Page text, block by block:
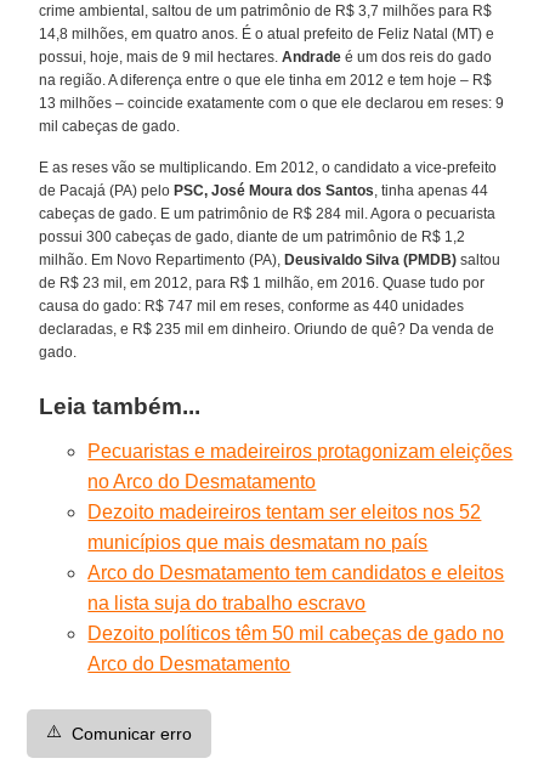
crime ambiental, saltou de um patrimônio de R$ 3,7 milhões para R$
14,8 milhões, em quatro anos. É o atual prefeito de Feliz Natal (MT) e
possui, hoje, mais de 9 mil hectares.Andrade é um dos reis do gado
na região. A diferença entre o que ele tinha em 2012 e tem hoje – R$
13 milhões – coincide exatamente com o que ele declarou em reses: 9
mil cabeças de gado.
E as reses vão se multiplicando. Em 2012, o candidato a vice-prefeito
de Pacajá (PA) peloPSC, José Moura dos Santos , tinha apenas 44
cabeças de gado. E um patrimônio de R$ 284 mil. Agora o pecuarista
possui 300 cabeças de gado, diante de um patrimônio de R$ 1,2
milhão. Em Novo Repartimento (PA),Deusivaldo Silva (PMDB) saltou
de R$ 23 mil, em 2012, para R$ 1 milhão, em 2016. Quase tudo por
causa do gado: R$ 747 mil em reses, conforme as 440 unidades
declaradas, e R$ 235 mil em dinheiro. Oriundo de quê? Da venda de
gado.
Leia também...
Pecuaristas e madeireiros protagonizam eleições
no Arco do Desmatamento
Dezoito madeireiros tentam ser eleitos nos 52
municípios que mais desmatam no país
Arco do Desmatamento tem candidatos e eleitos
na lista suja do trabalho escravo
Dezoito políticos têm 50 mil cabeças de gado no
Arco do Desmatamento
⚠️ Comunicar erro